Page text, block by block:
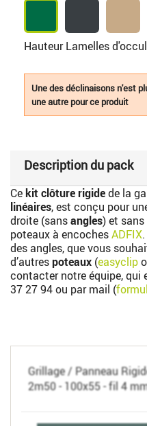
Hauteur Lamelles
Une des déclinaisons n'est
une autre pour ce produit
Description du pack
Cekit clôture rigidede la
linéaires, est conçu pour
droite (sansangles) et
poteaux à encochesADFIX
des angles, que vous
d’autrespoteaux (easyclip
contacter notre équipe, qui
37 27 94ou par mail (
Grillage / Panneau
2m50 - 100x55 - fil 4